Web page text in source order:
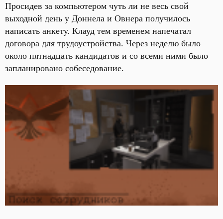
Просидев за компьютером чуть ли не весь свой
выходной день у Доннела и Овнера получилось
написать анкету. Клауд тем временем напечатал
договора для трудоустройства. Через неделю было
около пятнадцать кандидатов и со всеми ними было
запланировано собеседование.